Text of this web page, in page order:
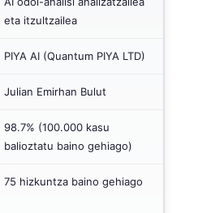
eta itzultzailea
PIYA AI (Quantum PIYA LTD)
Julian Emirhan Bulut
98.7% (100.000 kasu
balioztatu baino gehiago)
75 hizkuntza baino gehiago